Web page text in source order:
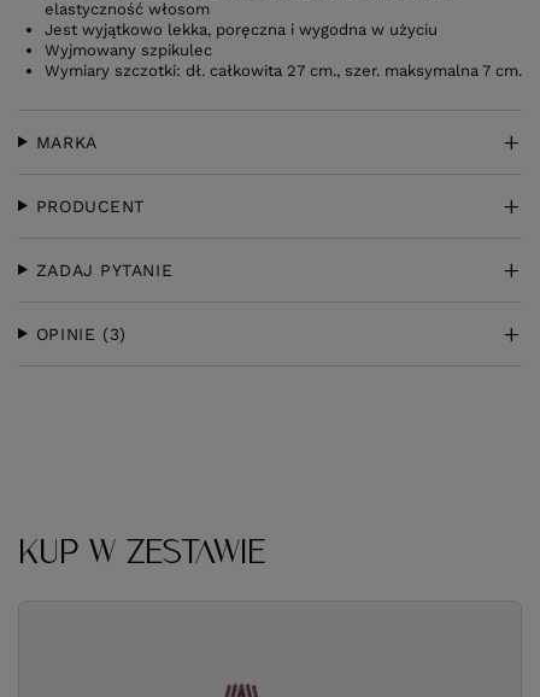
elastyczność włosom
Jest wyjątkowo lekka, poręczna i wygodna w użyciu
Wyjmowany szpikulec
Wymiary szczotki: dł. całkowita 27 cm., szer. maksymalna 7 cm.
MARKA
PRODUCENT
ZADAJ PYTANIE
OPINIE (3)
KUP W ZESTAWIE